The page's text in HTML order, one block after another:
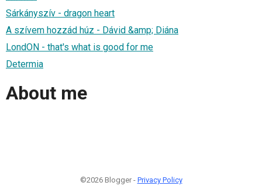
Sárkányszív - dragon heart
A szívem hozzád húz - Dávid &amp; Diána
LondON - that's what is good for me
Determia
About me
©2026 Blogger - Privacy Policy